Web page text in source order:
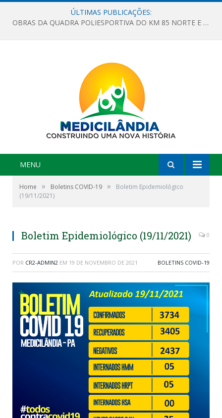
ÚLTIMAS PUBLICAÇÕES:
OBRAS DA QUADRA POLIESPORTIVA DO KM 85 NORTE E DA ESCOLA GASPAR VIANA AVANÇAM
MENU
Home » Boletins COVID-19 »
Boletim Epidemiológico
(19/11/2021)
Boletim Epidemiológico (19/11/2021) 0
POR CR2-ADMIN2 EM 19 DE NOVEMBRO DE 2021 BOLETINS COVID-19